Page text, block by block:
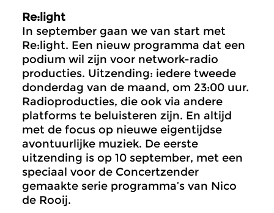
Re:light
In september gaan we van start met
Re:light. Een nieuw programma dat een
podium wil zijn voor network-radio
producties. Uitzending: iedere tweede
donderdag van de maand, om 23:00 uur.
Radioproducties, die ook via andere
platforms te beluisteren zijn. En altijd
met de focus op nieuwe eigentijdse
avontuurlijke muziek. De eerste
uitzending is op 10 september, met een
speciaal voor de Concertzender
gemaakte serie programma’s van Nico
de Rooij.